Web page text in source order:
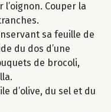
Couper la
sa feuille de
du dos d’une
de brocoli,
d’olive, du sel et du